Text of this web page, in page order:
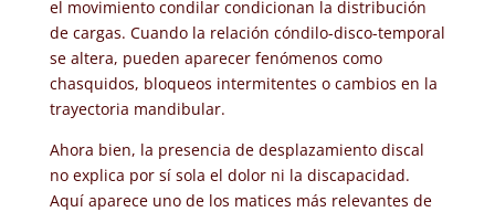
el movimiento condilar condicionan la distribución
de cargas. Cuando la relación cóndilo-disco-temporal
se altera, pueden aparecer fenómenos como
chasquidos, bloqueos intermitentes o cambios en la
trayectoria mandibular.
Ahora bien, la presencia de desplazamiento discal
no explica por sí sola el dolor ni la discapacidad.
Aquí aparece uno de los matices más relevantes de